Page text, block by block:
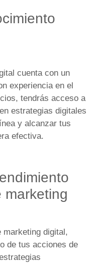
cuenta con un
experiencia en el
tendrás acceso a
estrategias digitales
y alcanzar tus
efectiva.
marketing
marketing digital,
de tus acciones de